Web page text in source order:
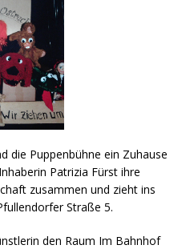
die Puppenbühne ein Zuhause
Patrizia Fürst ihre
zusammen und zieht ins
Straße 5.
den Raum Im Bahnhof